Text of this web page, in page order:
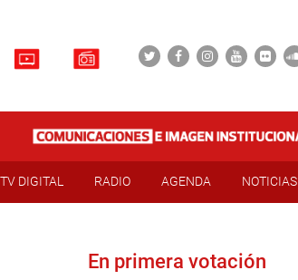
TV DIGITAL RADIO AGENDA NOTICIAS
En primera votación